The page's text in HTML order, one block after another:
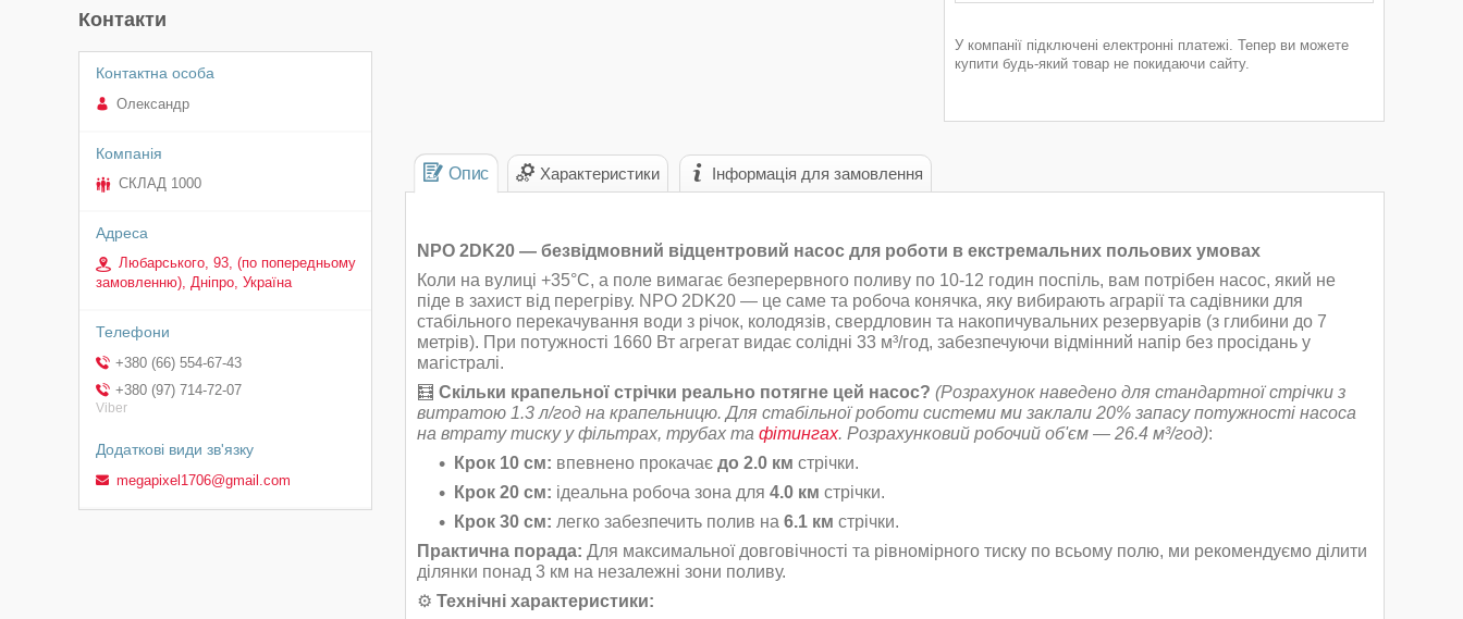
У компанії підключені електронні платежі. Тепер ви можете
купити будь-який товар не покидаючи сайту.
Опис Характеристики Інформація для замовлення
NPO 2DK20 — безвідмовний відцентровий насос для роботи в екстремальних польових умовах
Коли на вулиці +35°C, а поле вимагає безперервного поливу по 10-12 годин поспіль, вам потрібен насос, який не
піде в захист від перегріву. NPO 2DK20 — це саме та робоча конячка, яку вибирають аграрії та садівники для
стабільного перекачування води з річок, колодязів, свердловин та накопичувальних резервуарів (з глибини до 7
метрів). При потужності 1660 Вт агрегат видає солідні 33 м³/год, забезпечуючи відмінний напір без просідань у
магістралі.
🧮 Скільки крапельної стрічки реально потягне цей насос? (Розрахунок наведено для стандартної стрічки з
витратою 1.3 л/год на крапельницю. Для стабільної роботи системи ми заклали 20% запасу потужності насоса
на втрату тиску у фільтрах, трубах та фітингах. Розрахунковий робочий об'єм — 26.4 м³/год):
Крок 10 см: впевнено прокачає до 2.0 км стрічки.
Крок 20 см: ідеальна робоча зона для 4.0 км стрічки.
Крок 30 см: легко забезпечить полив на 6.1 км стрічки.
Практична порада: Для максимальної довговічності та рівномірного тиску по всьому полю, ми рекомендуємо ділити
ділянки понад 3 км на незалежні зони поливу.
⚙️ Технічні характеристики:
Контакти
Олександр
СКЛАД 1000
Любарського, 93, (по попередньому
замовленню), Дніпро, Україна
+380 (66) 554-67-43
+380 (97) 714-72-07
Viber
megapixel1706@gmail.com